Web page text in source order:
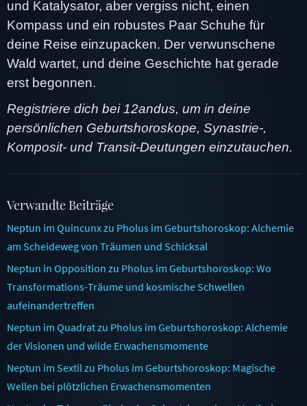
und Katalysator, aber vergiss nicht, einen
Kompass und ein robustes Paar Schuhe für
deine Reise einzupacken. Der verwunschene
Wald wartet, und deine Geschichte hat gerade
erst begonnen.
Registriere dich bei 12andus, um in deine
persönlichen Geburtshoroskope, Synastrie-,
Komposit- und Transit-Deutungen einzutauchen.
Verwandte Beiträge
Neptun im Quincunx zu Pholus im Geburtshoroskop: Alchemie
am Scheideweg von Träumen und Schicksal
Neptun in Opposition zu Pholus im Geburtshoroskop: Wo
Transformations-Träume und kosmische Schwellen
aufeinandertreffen
Neptun im Quadrat zu Pholus im Geburtshoroskop: Alchemie
der Visionen und wilde Erwachensmomente
Neptun im Sextil zu Pholus im Geburtshoroskop: Magische
Wellen bei plötzlichen Erwachensmomenten